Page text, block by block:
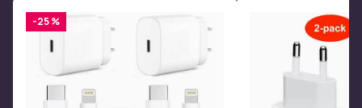
Small
Artikel.nr.
e13ae9d0-b738-4e2f-b70c-67bbf5d1cae3
Produktsäkerhetsinformation
-25 %